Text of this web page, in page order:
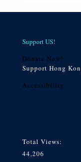
Support US!
Donate Now!
Support Hong
Accessibility
Total Views:
44,206